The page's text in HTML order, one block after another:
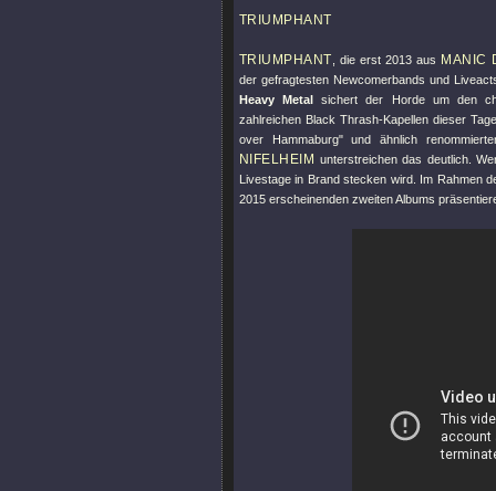
TRIUMPHANT
TRIUMPHANT , die erst 2013 aus MANIC
der gefragtesten Newcomerbands und
Heavy Metal sichert der Horde um den
zahlreichen Black Thrash-Kapellen dieser
over Hammaburg"und ähnlich
NIFELHEIM unterstreichen das deutlich.
Livestage in Brand stecken wird. Im Rahmen
2015 erscheinenden zweiten Albums